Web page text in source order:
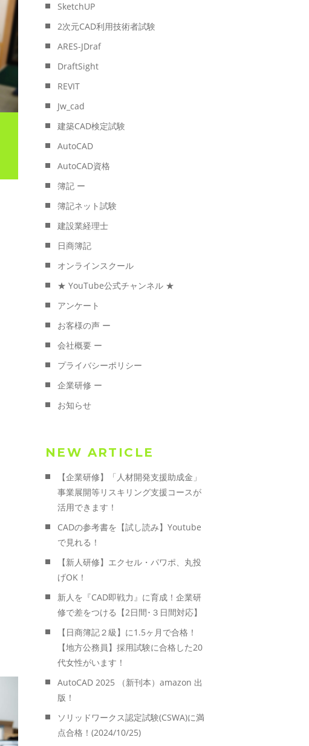
SketchUP
2次元CAD利用技術者試験
ARES-JDraf
DraftSight
REVIT
Jw_cad
建築CAD検定試験
AutoCAD
AutoCAD資格
簿記 ー
簿記ネット試験
建設業経理士
日商簿記
オンラインスクール
★ YouTube公式チャンネル ★
アンケート
お客様の声 ー
会社概要 ー
プライバシーポリシー
企業研修 ー
お知らせ
NEW ARTICLE
【企業研修】「人材開発支援助成金」
事業展開等リスキリング支援コースが
活用できます！
CADの参考書を【試し読み】Youtube
で見れる！
【新人研修】エクセル・パワポ、丸投
げOK！
新人を『CAD即戦力』に育成！企業研
修で差をつける【2日間･３日間対応】
【日商簿記２級】に1.5ヶ月で合格！
【地方公務員】採用試験に合格した20
代女性がいます！
AutoCAD 2025 （新刊本）amazon 出
版！
ソリッドワークス認定試験(CSWA)に満
点合格！(2024/10/25)